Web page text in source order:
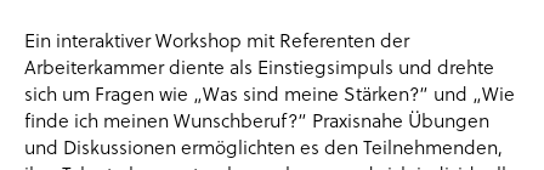
Ein interaktiver Workshop mit Referenten der
Arbeiterkammer diente als Einstiegsimpuls und drehte
sich um Fragen wie „Was sind meine Stärken?“ und „Wie
finde ich meinen Wunschberuf?“ Praxisnahe Übungen
und Diskussionen ermöglichten es den Teilnehmenden,